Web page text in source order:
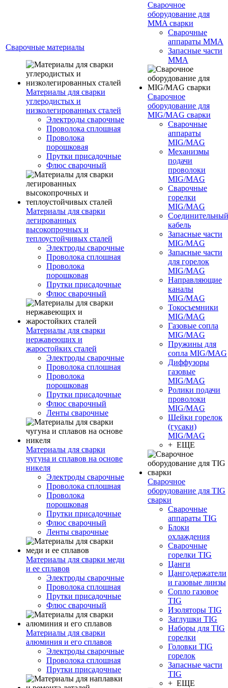
Сварочные материалы
Материалы для сварки
углеродистых и
низколегированных сталей
Электроды сварочные
Проволока сплошная
Проволока
порошковая
Прутки присадочные
Флюс сварочный
Материалы для сварки
легированных
высокопрочных и
теплоустойчивых сталей
Электроды сварочные
Проволока сплошная
Проволока
порошковая
Прутки присадочные
Флюс сварочный
Материалы для сварки
нержавеющих и
жаростойких сталей
Электроды сварочные
Проволока сплошная
Проволока
порошковая
Прутки присадочные
Флюс сварочный
Ленты сварочные
Материалы для сварки
чугуна и сплавов на основе
никеля
Электроды сварочные
Проволока сплошная
Проволока
порошковая
Прутки присадочные
Флюс сварочный
Ленты сварочные
Материалы для сварки меди
и ее сплавов
Электроды сварочные
Проволока сплошная
Прутки присадочные
Флюс сварочный
Материалы для сварки
алюминия и его сплавов
Электроды сварочные
Проволока сплошная
Прутки присадочные
Сварочное
оборудование для
MMA сварки
Сварочные
аппараты MMA
Запасные части
MMA
Сварочное
оборудование для
MIG/MAG сварки
Сварочные
аппараты
MIG/MAG
Механизмы
подачи
проволоки
MIG/MAG
Сварочные
горелки
MIG/MAG
Соединительный
кабель
Запасные части
MIG/MAG
Запасные части
для горелок
MIG/MAG
Направляющие
каналы
MIG/MAG
Токосъемники
MIG/MAG
Газовые сопла
MIG/MAG
Пружины для
сопла MIG/MAG
Диффузоры
газовые
MIG/MAG
Ролики подачи
проволоки
MIG/MAG
Шейки горелок
(гусаки)
MIG/MAG
+ ЕЩЕ
Сварочное
оборудование для TIG
сварки
Сварочные
аппараты TIG
Блоки
охлаждения
Сварочные
горелки TIG
Цанги
Цангодержатели
и газовые линзы
Сопло газовое
TIG
Изоляторы TIG
Заглушки TIG
Наборы для TIG
горелки
Головки TIG
горелок
Запасные части
TIG
+ ЕЩЕ